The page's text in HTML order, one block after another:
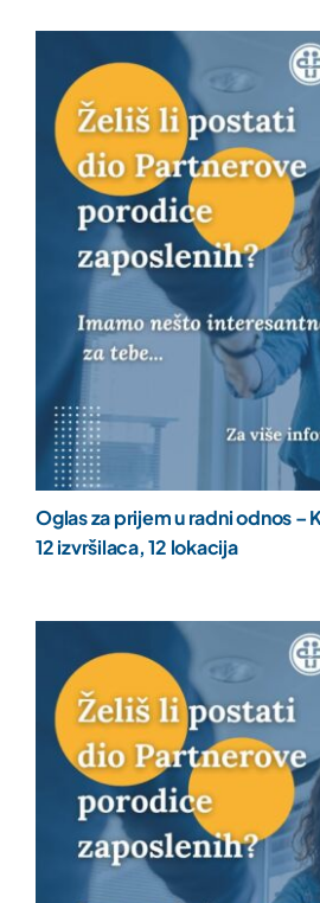
Oglas za prijem u radni odnos –
12 izvršilaca, 12 lokacija